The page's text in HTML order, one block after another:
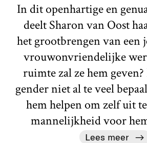
In dit openhartige en
deelt Sharon van Oost
het grootbrengen van een
vrouwonvriendelijke
ruimte zal ze hem
gender niet al te veel
hem helpen om zelf uit
mannelijkheid voor
Lees meer